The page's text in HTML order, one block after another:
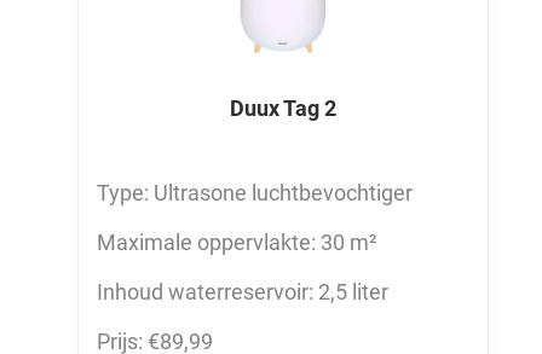
Duux Tag 2
Type: Ultrasone luchtbevochtiger
Maximale oppervlakte: 30 m²
Inhoud waterreservoir: 2,5 liter
Prijs: €89,99